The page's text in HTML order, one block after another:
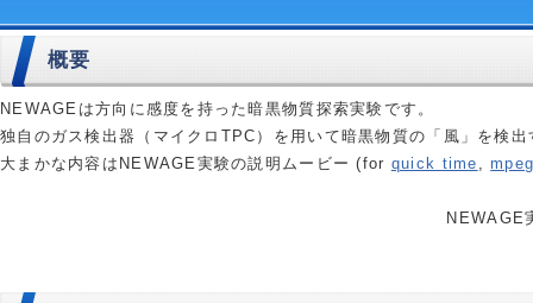
概要
NEWAGEは方向に感度を持った暗黒物質探索実験です。
独自のガス検出器（マイクロTPC）を用いて暗黒物質の「風」を検
大まかな内容はNEWAGE実験の説明ムービー (for quick time ,
NEWAGE